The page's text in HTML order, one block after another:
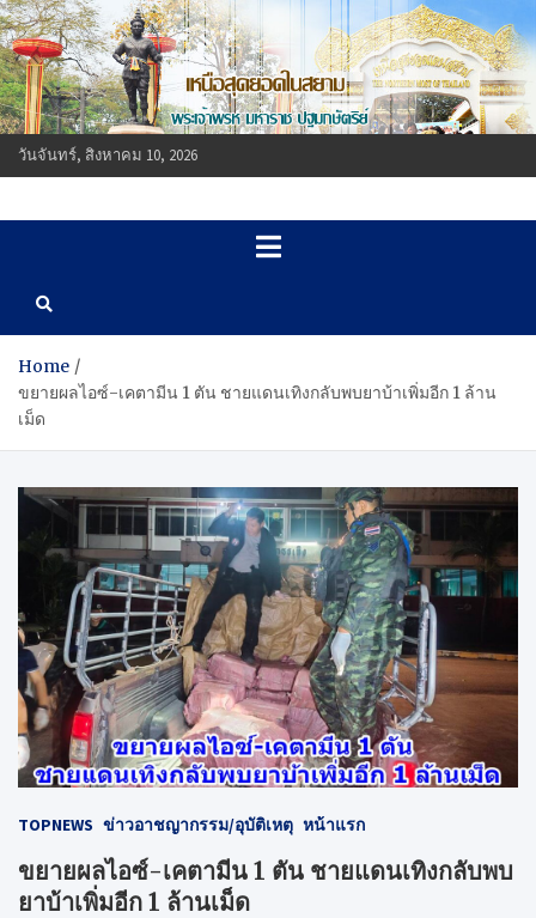
Skip
to
content
วันจันทร์, สิงหาคม 10, 2026
แม่สายนิวส์ออนไลน์
ข่าวสารเพื่อชาวแม่สาย
จ.เชียงราย
Home
ขยายผลไอซ์-เคตามีน 1 ตัน ชายแดนเทิงกลับพบยาบ้าเพิ่มอีก 1 ล้าน
เม็ด
TOPNEWS ข่าวอาชญากรรม/อุบัติเหตุ หน้าแรก
ขยายผลไอซ์-เคตามีน 1 ตัน ชายแดนเทิงกลับพบ
ยาบ้าเพิ่มอีก 1 ล้านเม็ด